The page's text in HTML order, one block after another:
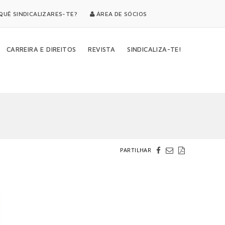
SINDICALIZARES-TE? ÁREA DE SÓCIOS
CARREIRA E DIREITOS REVISTA SINDICALIZA-TE!
PARTILHAR